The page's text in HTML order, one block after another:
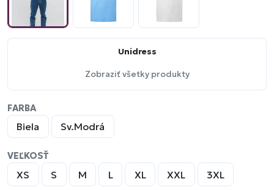
Unidress
Zobraziť všetky produkty
FARBA
Biela Sv.Modrá
VEĽKOSŤ
XS S M L XL XXL 3XL